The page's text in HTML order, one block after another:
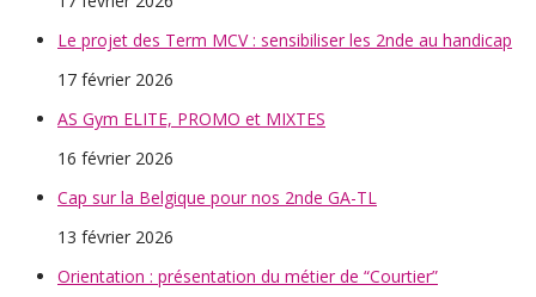
Le projet des Term MCV : sensibiliser les 2nde au handicap
17 février 2026
AS Gym ELITE, PROMO et MIXTES
16 février 2026
Cap sur la Belgique pour nos 2nde GA-TL
13 février 2026
Orientation : présentation du métier de “Courtier”